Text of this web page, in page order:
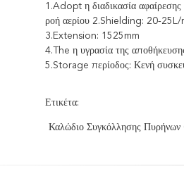
1.Adopt η διαδικασία αφαίρεσης
ροή αερίου 2.Shielding: 20-25L/
3.Extension: 1525mm
4.The η υγρασία της
5.Storage περίοδος: Κενή
Ετικέτα:
Καλώδιο Συγκόλλησης Πυρήνων